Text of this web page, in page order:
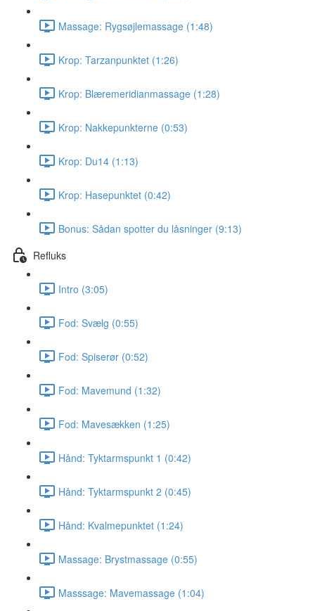
Massage: Rygsøjlemassage (1:48)
Krop: Tarzanpunktet (1:26)
Krop: Blæremeridianmassage (1:28)
Krop: Nakkepunkterne (0:53)
Krop: Du14 (1:13)
Krop: Hasepunktet (0:42)
Bonus: Sådan spotter du låsninger (9:13)
Refluks
Intro (3:05)
Fod: Svælg (0:55)
Fod: Spiserør (0:52)
Fod: Mavemund (1:32)
Fod: Mavesækken (1:25)
Hånd: Tyktarmspunkt 1 (0:42)
Hånd: Tyktarmspunkt 2 (0:45)
Hånd: Kvalmepunktet (1:24)
Massage: Brystmassage (0:55)
Masssage: Mavemassage (1:04)